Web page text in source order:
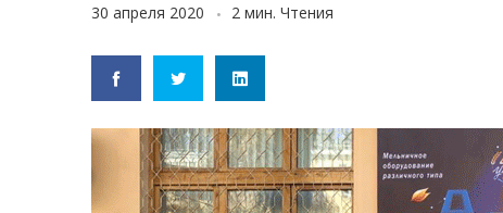
30 апреля 2020 2 мин. Чтения